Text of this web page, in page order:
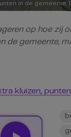
in de gemeente
op hoe zij
de gemeente,
kluizen,